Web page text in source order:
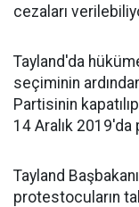
cezaları
Tayland'da
seçiminin
Partisinin
14 Aralık 2019'da
Tayland
protestocuların